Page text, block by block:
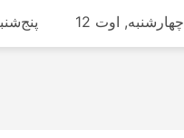
چهارشنبه, اوت 12